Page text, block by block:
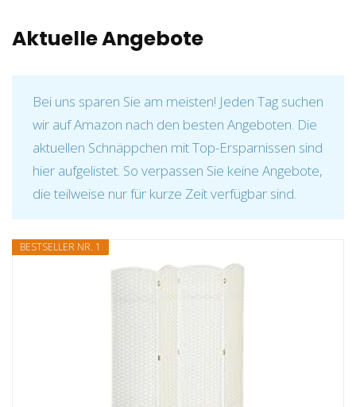
Aktuelle Angebote
Bei uns sparen Sie am meisten! Jeden Tag suchen
wir auf Amazon nach den besten Angeboten. Die
aktuellen Schnäppchen mit Top-Ersparnissen sind
hier aufgelistet. So verpassen Sie keine Angebote,
die teilweise nur für kurze Zeit verfügbar sind.
BESTSELLER NR. 1